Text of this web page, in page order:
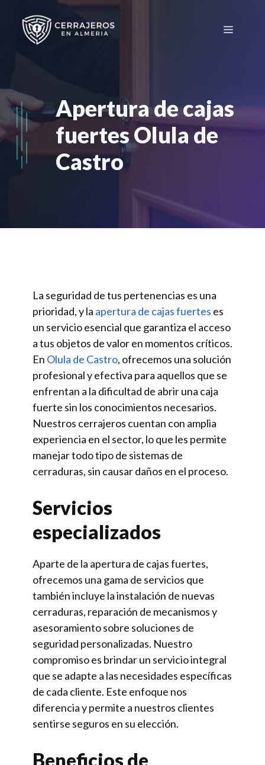
contenido
Menú
Apertura de cajas
fuertes Olula de
Castro
La seguridad de tus pertenencias es una
prioridad, y la apertura de cajas fuertes es
un servicio esencial que garantiza el acceso
a tus objetos de valor en momentos críticos.
En Olula de Castro, ofrecemos una solución
profesional y efectiva para aquellos que se
enfrentan a la dificultad de abrir una caja
fuerte sin los conocimientos necesarios.
Nuestros cerrajeros cuentan con amplia
experiencia en el sector, lo que les permite
manejar todo tipo de sistemas de
cerraduras, sin causar daños en el proceso.
Servicios
especializados
Aparte de la apertura de cajas fuertes,
ofrecemos una gama de servicios que
también incluye la instalación de nuevas
cerraduras, reparación de mecanismos y
asesoramiento sobre soluciones de
seguridad personalizadas. Nuestro
compromiso es brindar un servicio integral
que se adapte a las necesidades específicas
de cada cliente. Este enfoque nos
diferencia y permite a nuestros clientes
sentirse seguros en su elección.
Beneficios de